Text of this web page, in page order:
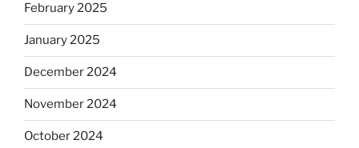
February 2025
January 2025
December 2024
November 2024
October 2024